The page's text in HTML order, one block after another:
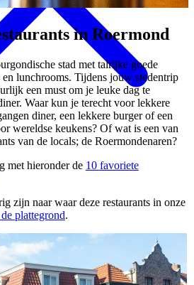
in Roermond
stad met talrijke goede
en lunchrooms. Tijdens jouw stedentrip
een must om je leuke dag te
Waar kun je terecht voor lekkere
diner, een lekkere burger of een
wereldse keukens? Of wat is een van
van de locals; de Roermondenaren?
met hieronder de 10 favoriete
zijn naar waar deze restaurants in onze
plattegrond.